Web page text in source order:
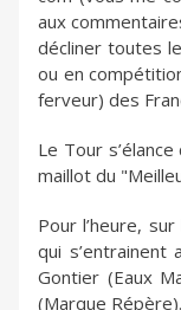
aux
décliner toutes
ou en
ferveur) des
Le Tour
maillot du
Pour l’heure,
qui s’entrainent
Gontier (Eaux
(Marque